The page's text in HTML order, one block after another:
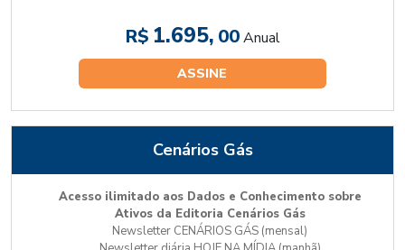
R$ 1.695, 00 Anual
ASSINE
Cenários Gás
Acesso ilimitado aos Dados e Conhecimento sobre
Ativos da Editoria Cenários Gás
Newsletter CENÁRIOS GÁS (mensal)